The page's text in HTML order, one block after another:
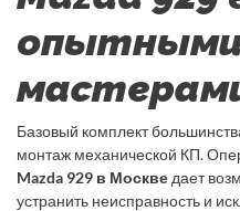
Базовый комплект
монтаж механической КП.
Mazda 929 в Москве дает
устранить неисправность и